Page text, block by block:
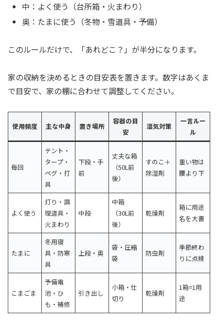
中：よく使う（台所箱・火まわり）
奥：たまに使う（冬物・雪道具・予備）
このルールだけで、「あれどこ？」が半分になります。
家の収納を決めるときの目安表を置きます。数字はあくま
で目安で、家の棚に合わせて調整してください。
使用頻度 主な中身 置き場所
容器の目
安
湿気対策
一言ルー
ル
毎回
テント・
タープ・
ペグ・打
具
下段・手
前
丈夫な箱
（50L前
後）
すのこ＋
除湿剤
重い物は
腰より下
よく使う
灯り・調
理道具・
火まわり
中段
中箱
（30L前
後）
乾燥剤
箱に用途
名を大書
たまに
冬用寝
具・防寒
具
上段・奥
袋・圧縮
袋
防虫剤
季節終わ
りに点検
こまごま
予備電
池・ひ
も・補修
引き出し
小箱・仕
切り
乾燥剤
1箱=1用
途